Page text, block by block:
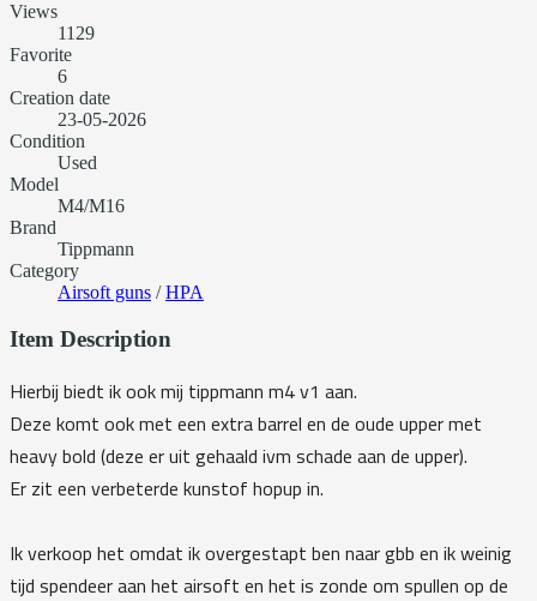
Views
1129
Favorite
6
Creation date
23-05-2026
Condition
Used
Model
M4/M16
Brand
Tippmann
Category
Airsoft guns /HPA
Item Description
Hierbij biedt ik ook mij tippmann m4 v1 aan.
Deze komt ook met een extra barrel en de oude upper met
heavy bold (deze er uit gehaald ivm schade aan de upper).
Er zit een verbeterde kunstof hopup in.
Ik verkoop het omdat ik overgestapt ben naar gbb en ik weinig
tijd spendeer aan het airsoft en het is zonde om spullen op de